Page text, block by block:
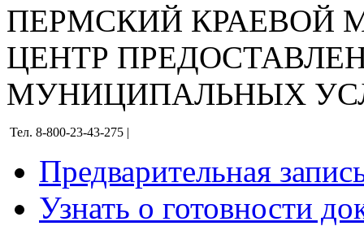
ПЕРМСКИЙ КРАЕВОЙ
ЦЕНТР
МУНИЦИПАЛЬНЫХ
Тел. 8-800-23-43-275 |
Предварительная
Узнать о готовности